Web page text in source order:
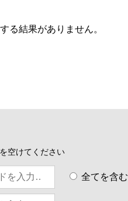
る結果がありません。
空けてください
全てを含む